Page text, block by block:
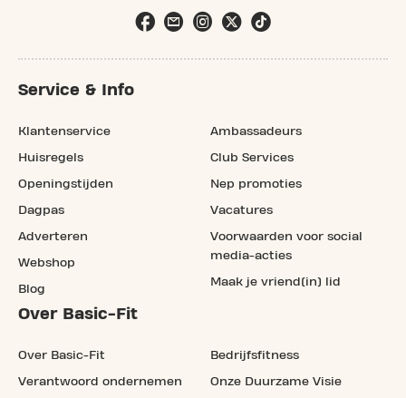
Service & Info
Klantenservice
Huisregels
Openingstijden
Dagpas
Adverteren
Webshop
Blog
Ambassadeurs
Club Services
Nep promoties
Vacatures
Voorwaarden voor social
media-acties
Maak je vriend(in) lid
Over Basic-Fit
Over Basic-Fit
Verantwoord ondernemen
Bedrijfsfitness
Onze Duurzame Visie